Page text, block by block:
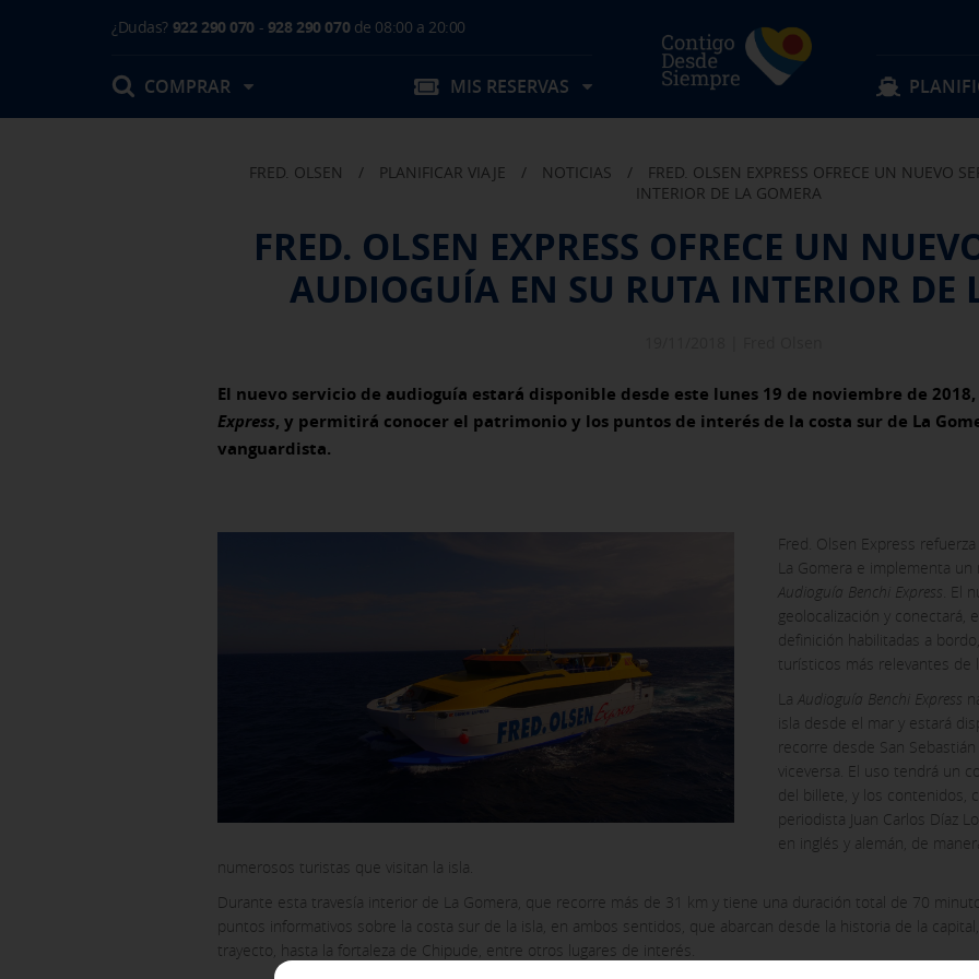
¿Dudas? 922 290 070 - 928 290 070de 08:00 a 20:00
COMPRAR
Comprar tu viaje Horarios
Sigue navegando
Rutas
Tarifas
Ofertas y actividades
MIS RESERVAS
T.Embarque / Resumen de Compra
Actividades en destino
Localizar mi reserva
Prepara tu viaje Experiencia a bordo Descubre Fred. Olsen
Contacto Preguntas frecuentes
Sigue navegando
Objetos perdidos
Sugerencias y quejas
Información al pasajero
FRED. OLSEN / PLANIFICAR VIAJE / NOTICIAS /
FRED. OLSEN EXPRESS OFRECE UN NUEVO
INTERIOR DE LA GOMERA
FRED. OLSEN EXPRESS OFRECE UN
AUDIOGUÍA EN SU RUTA INTERIOR DE
El nuevo servicio de audioguía estará disponible desde este lunes 19 de noviembre de
Express, y permitirá conocer el patrimonio y los puntos de interés de la costa sur de La
vanguardista.
Fred. Olsen Express
La Gomera e implementa
Audioguía Benchi Express . El
geolocalización y conectará,
definición habilitadas a
turísticos más relevantes de
La Audioguía Benchi Express
isla desde el mar y estará
recorre desde San Sebastián
viceversa. El uso tendrá un
del billete, y los contenidos,
periodista Juan Carlos Díaz
en inglés y alemán, de
numerosos turistas que visitan la isla.
Durante esta travesía interior de La Gomera, que recorre más de 31 km y tiene una duración total de 70
puntos informativos sobre la costa sur de la isla, en ambos sentidos, que abarcan desde la historia de la
trayecto, hasta la fortaleza de Chipude, entre otros lugares de interés.
Cookies necesarias
Estas cookies son necesarias y no se pueden desactivar en nuestros sistemas. Puedes
alertar sobre estas cookies, pero algunas áreas del sitio no funcionarán. Estas cookies no
identificación personal.